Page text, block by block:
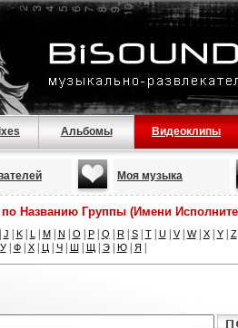
Альбомы Видеоклипы
Моя музыка
Названию Группы (Имени
J K| L | M| N O P| Q R| S| T| U| V| W| X| Y| Z
У| Ф| Х| Ц| Ч| Ш| Щ| Э| Ю| Я